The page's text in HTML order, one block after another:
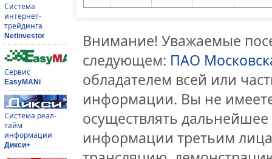
Система
интернет-
трейдинга
NetInvestor
Сервис
EasyMANi
Система реал-
тайм
информации
Дикси+
Внимание! Уважаемые
следующем: ПАО
обладателем всей или
информации. Вы не
осуществлять
информации третьим